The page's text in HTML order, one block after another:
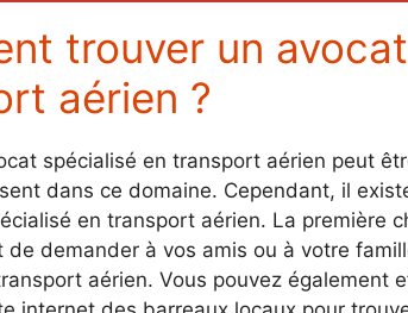
trouver un
aérien ?
spécialisé en transport aérien peut
dans ce domaine. Cependant, il
en transport aérien. La première
de demander à vos amis ou à votre
aérien. Vous pouvez également